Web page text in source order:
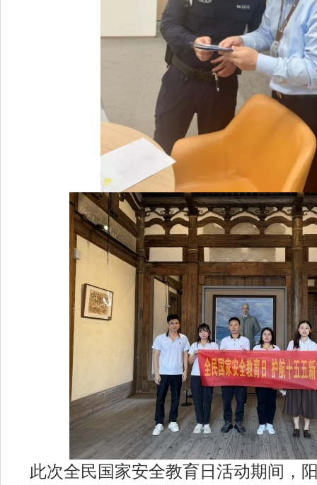
此次全民国家安全教育日活动期间，